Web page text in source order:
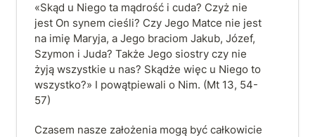
«Skąd u Niego ta mądrość i cuda? Czyż nie
jest On synem cieśli? Czy Jego Matce nie jest
na imię Maryja, a Jego braciom Jakub, Józef,
Szymon i Juda? Także Jego siostry czy nie
żyją wszystkie u nas? Skądże więc u Niego to
wszystko?» I powątpiewali o Nim. (Mt 13, 54-
57)
Czasem nasze założenia mogą być całkowicie